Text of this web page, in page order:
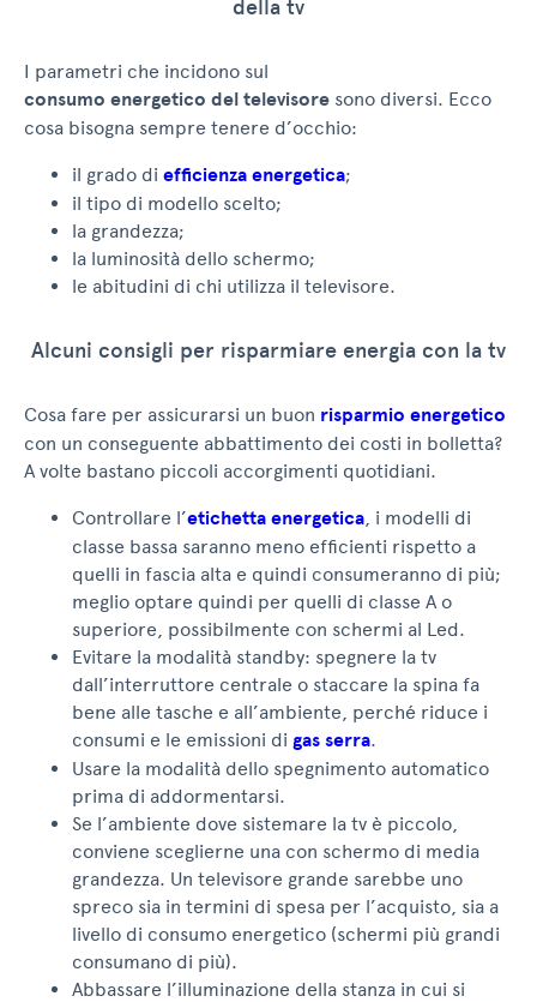
Se sottoscrivi
l'offerta combinata,
hai Internet a soli
19,90€/mese per 24
mesi.
Sì, mi interessa
No, non ne ho bisogno
della tv
I parametri che incidono sul
consumo energetico del televisore sono diversi. Ecco
cosa bisogna sempre tenere d’occhio:
il grado di efficienza energetica;
il tipo di modello scelto;
la grandezza;
la luminosità dello schermo;
le abitudini di chi utilizza il televisore.
Alcuni consigli per risparmiare energia con la tv
Cosa fare per assicurarsi un buon risparmio energetico
con un conseguente abbattimento dei costi in bolletta?
A volte bastano piccoli accorgimenti quotidiani.
Controllare l’etichetta energetica, i modelli di
classe bassa saranno meno efficienti rispetto a
quelli in fascia alta e quindi consumeranno di più;
meglio optare quindi per quelli di classe A o
superiore, possibilmente con schermi al Led.
Evitare la modalità standby: spegnere la tv
dall’interruttore centrale o staccare la spina fa
bene alle tasche e all’ambiente, perché riduce i
consumi e le emissioni di gas serra.
Usare la modalità dello spegnimento automatico
prima di addormentarsi.
Se l’ambiente dove sistemare la tv è piccolo,
conviene sceglierne una con schermo di media
grandezza. Un televisore grande sarebbe uno
spreco sia in termini di spesa per l’acquisto, sia a
livello di consumo energetico (schermi più grandi
consumano di più).
Abbassare l’illuminazione della stanza in cui si